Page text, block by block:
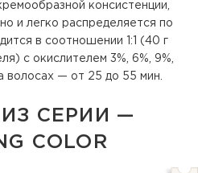
консистенции,
и легко распределяется по
в соотношении 1:1 (40 г
с окислителем 3%, 6%, 9%,
волосах — от 25 до 55 мин.
СЕРИИ —
COLOR